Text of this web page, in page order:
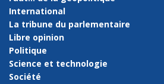
International
La tribune du parlementaire
Libre opinion
Politique
Science et technologie
Société